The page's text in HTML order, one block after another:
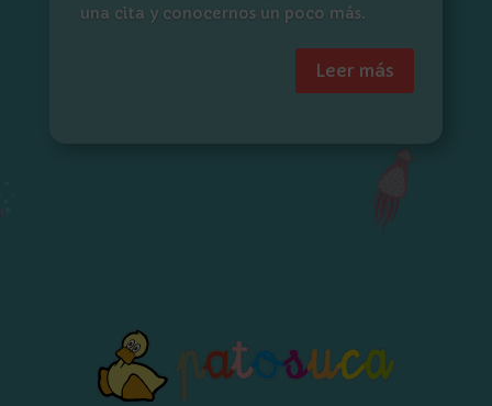
una cita y conocernos un poco más.
Leer más